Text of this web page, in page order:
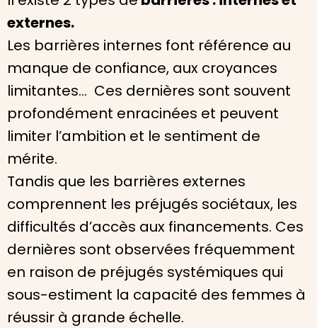
externes.
Les barrières internes font référence au
manque de confiance, aux croyances
limitantes… Ces dernières sont souvent
profondément enracinées et peuvent
limiter l’ambition et le sentiment de
mérite.
Tandis que les barrières externes
comprennent les préjugés sociétaux, les
difficultés d’accès aux financements. Ces
dernières sont observées fréquemment
en raison de préjugés systémiques qui
sous-estiment la capacité des femmes à
réussir à grande échelle.